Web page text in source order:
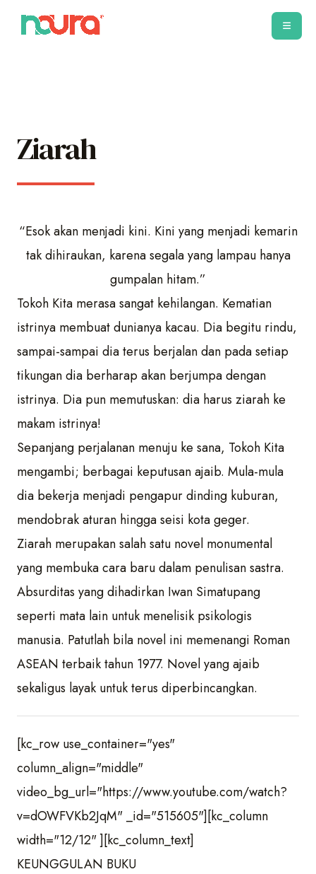
Ziarah
“Esok akan menjadi kini. Kini yang menjadi kemarin
tak dihiraukan, karena segala yang lampau hanya
gumpalan hitam.”
Tokoh Kita merasa sangat kehilangan. Kematian
istrinya membuat dunianya kacau. Dia begitu rindu,
sampai-sampai dia terus berjalan dan pada setiap
tikungan dia berharap akan berjumpa dengan
istrinya. Dia pun memutuskan: dia harus ziarah ke
makam istrinya!
Sepanjang perjalanan menuju ke sana, Tokoh Kita
mengambi; berbagai keputusan ajaib. Mula-mula
dia bekerja menjadi pengapur dinding kuburan,
mendobrak aturan hingga seisi kota geger.
Ziarah merupakan salah satu novel monumental
yang membuka cara baru dalam penulisan sastra.
Absurditas yang dihadirkan Iwan Simatupang
seperti mata lain untuk menelisik psikologis
manusia. Patutlah bila novel ini memenangi Roman
ASEAN terbaik tahun 1977. Novel yang ajaib
sekaligus layak untuk terus diperbincangkan.
[kc_row use_container="yes"
column_align="middle"
video_bg_url="https://www.youtube.com/watch?
v=dOWFVKb2JqM" _id="515605"][kc_column
width="12/12" ][kc_column_text]
KEUNGGULAN BUKU